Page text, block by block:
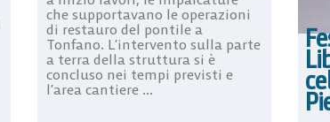
che supportavano le operazioni
di restauro del pontile a
Tonfano. L’intervento sulla parte
a terra della struttura si è
concluso nei tempi previsti e
l’area cantiere ...